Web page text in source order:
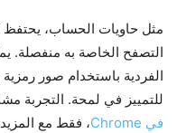
التصفح الخاصة به منفصلة.
الفردية باستخدام صور
للتمييز في لمحة. التجربة
في Chrome
، فقط مع